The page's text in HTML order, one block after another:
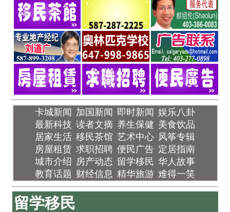
卡城新闻 加国新闻 即时新闻 娱乐八卦
最新科技 读者文摘 养生保健 美食饮品
居家生活 移民茶馆 艺术中心 风筝专辑
房屋租赁 求职招聘 便民广告 定居指南
城市介绍 房产动态 留学移民 华人故事
教育话题 财经信息 精华旅游 难得一笑
留学移民